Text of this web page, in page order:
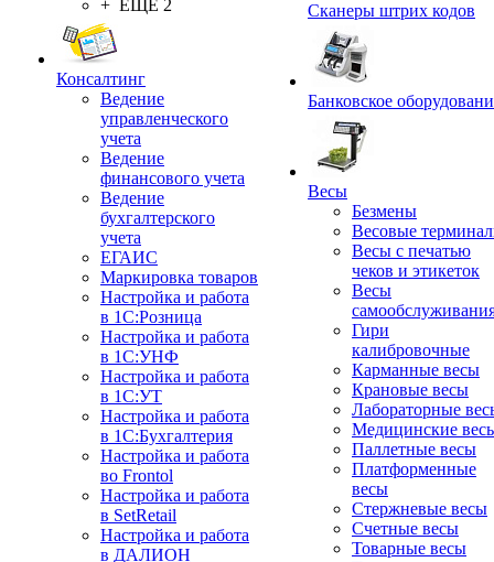
+ ЕЩЕ 2
Консалтинг
Ведение
управленческого
учета
Ведение
финансового учета
Ведение
бухгалтерского
учета
ЕГАИС
Маркировка товаров
Настройка и работа
в 1С:Розница
Настройка и работа
в 1С:УНФ
Настройка и работа
в 1С:УТ
Настройка и работа
в 1С:Бухгалтерия
Настройка и работа
во Frontol
Настройка и работа
в SetRetail
Настройка и работа
в ДАЛИОН
Сканеры штрих кодов
Банковское
Весы
Безмены
Весовые
Весы с печатью
чеков и этикеток
Весы
Гири
калибровочные
Карманные весы
Крановые весы
Лабораторные
Медицинские
Паллетные весы
Платформенные
весы
Стержневые весы
Счетные весы
Товарные весы